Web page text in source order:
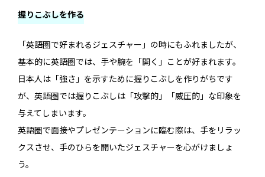
握りこぶしを作る
「英語圏で好まれるジェスチャー」の時にもふれましたが、
基本的に英語圏では、手や腕を「開く」ことが好まれます。
日本人は「強さ」を示すために握りこぶしを作りがちです
が、英語圏では握りこぶしは「攻撃的」「威圧的」な印象を
与えてしまいます。
英語圏で面接やプレゼンテーションに臨む際は、手をリラッ
クスさせ、手のひらを開いたジェスチャーを心がけましょ
う。